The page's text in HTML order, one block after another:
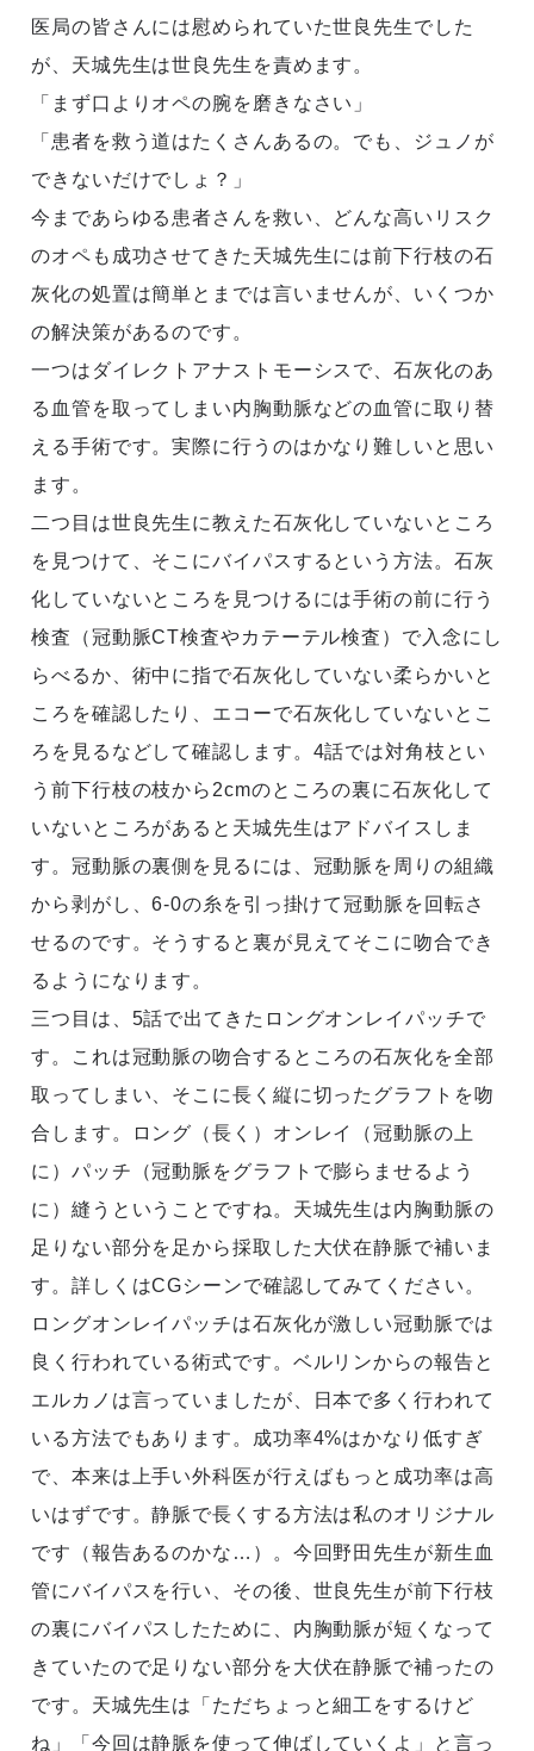
医局の皆さんには慰められていた世良先生でした
が、天城先生は世良先生を責めます。
「まず口よりオペの腕を磨きなさい」
「患者を救う道はたくさんあるの。でも、ジュノが
できないだけでしょ？」
今まであらゆる患者さんを救い、どんな高いリスク
のオペも成功させてきた天城先生には前下行枝の石
灰化の処置は簡単とまでは言いませんが、いくつか
の解決策があるのです。
一つはダイレクトアナストモーシスで、石灰化のあ
る血管を取ってしまい内胸動脈などの血管に取り替
える手術です。実際に行うのはかなり難しいと思い
ます。
二つ目は世良先生に教えた石灰化していないところ
を見つけて、そこにバイパスするという方法。石灰
化していないところを見つけるには手術の前に行う
検査（冠動脈CT検査やカテーテル検査）で入念にし
らべるか、術中に指で石灰化していない柔らかいと
ころを確認したり、エコーで石灰化していないとこ
ろを見るなどして確認します。4話では対角枝とい
う前下行枝の枝から2cmのところの裏に石灰化して
いないところがあると天城先生はアドバイスしま
す。冠動脈の裏側を見るには、冠動脈を周りの組織
から剥がし、6-0の糸を引っ掛けて冠動脈を回転さ
せるのです。そうすると裏が見えてそこに吻合でき
るようになります。
三つ目は、5話で出てきたロングオンレイパッチで
す。これは冠動脈の吻合するところの石灰化を全部
取ってしまい、そこに長く縦に切ったグラフトを吻
合します。ロング（長く）オンレイ（冠動脈の上
に）パッチ（冠動脈をグラフトで膨らませるよう
に）縫うということですね。天城先生は内胸動脈の
足りない部分を足から採取した大伏在静脈で補いま
す。詳しくはCGシーンで確認してみてください。
ロングオンレイパッチは石灰化が激しい冠動脈では
良く行われている術式です。ベルリンからの報告と
エルカノは言っていましたが、日本で多く行われて
いる方法でもあります。成功率4%はかなり低すぎ
で、本来は上手い外科医が行えばもっと成功率は高
いはずです。静脈で長くする方法は私のオリジナル
です（報告あるのかな…）。今回野田先生が新生血
管にバイパスを行い、その後、世良先生が前下行枝
の裏にバイパスしたために、内胸動脈が短くなって
きていたので足りない部分を大伏在静脈で補ったの
です。天城先生は「ただちょっと細工をするけど
ね」「今回は静脈を使って伸ばしていくよ」と言っ